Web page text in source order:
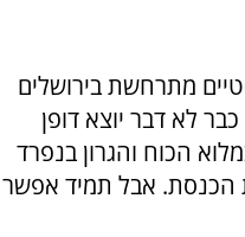
מתרחשת בירושלים
לא דבר יוצא דופן
הכוח והגרון בנפרד
הכנסת. אבל תמיד אפשר